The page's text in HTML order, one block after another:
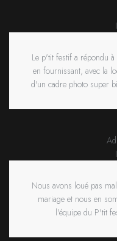
Le p'tit festif a répondu à
en fournissant, avec la
d'un cadre photo super
Nous avons loué pas
mariage et nous en
l'équipe du P'tit